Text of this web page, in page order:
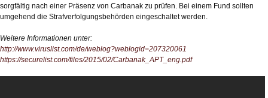
sorgfältig nach einer Präsenz von Carbanak zu prüfen. Bei einem Fund sollten
umgehend die Strafverfolgungsbehörden eingeschaltet werden.
Weitere Informationen unter:
http://www.viruslist.com/de/weblog?weblogid=207320061
https://securelist.com/files/2015/02/Carbanak_APT_eng.pdf